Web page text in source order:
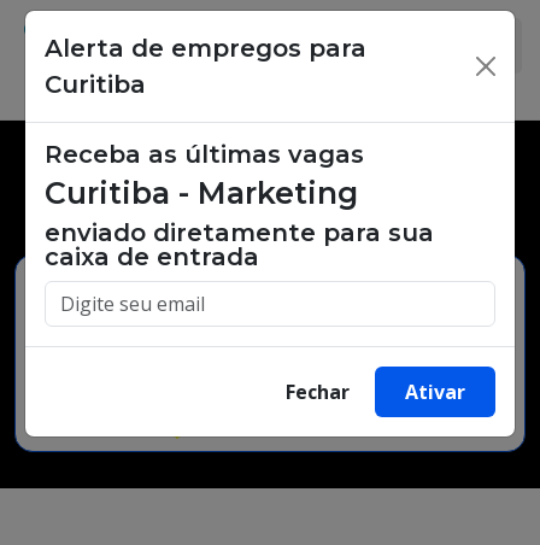
Vagas de emprego,
oportunidades de trabalho.
Buscar Vagas
Alerta de empregos para
Curitiba
×
Receba as últimas vagas
Curitiba - Marketing
enviado diretamente para sua
caixa de entrada
Fechar Ativar